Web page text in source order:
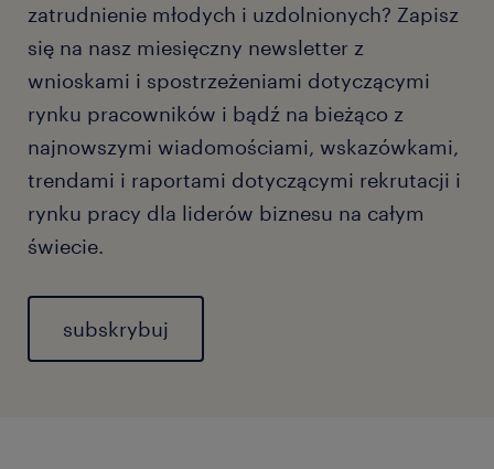
zatrudnienie młodych i uzdolnionych? Zapisz
się na nasz miesięczny newsletter z
wnioskami i spostrzeżeniami dotyczącymi
rynku pracowników i bądź na bieżąco z
najnowszymi wiadomościami, wskazówkami,
trendami i raportami dotyczącymi rekrutacji i
rynku pracy dla liderów biznesu na całym
świecie.
subskrybuj